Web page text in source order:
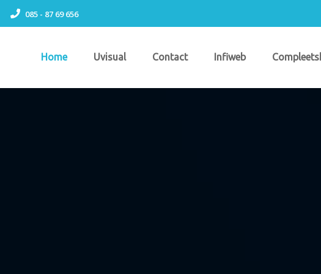
085 - 87 69 656
Home Uvisual Contact Infiweb